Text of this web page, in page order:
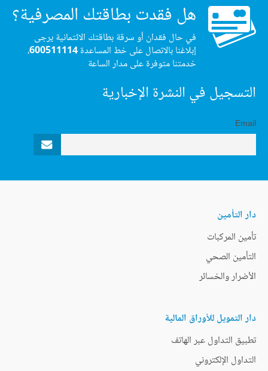
هل فقدت بطاقتك المصرفية؟
في حال فقدان أو سرقة بطاقتك الائتمانية يرجى
إبلاغنا بالاتصال على خط المساعدة600511114،
خدمتنا متوفرة على مدار الساعة
التسجيل في النشرة الإخبارية
Email
دار التأمين
تأمين المركبات
التأمين الصحي
الأضرار والخسائر
دار التمويل للأوراق المالية
تطبيق التداول عبر الهاتف
التداول الإلكتروني